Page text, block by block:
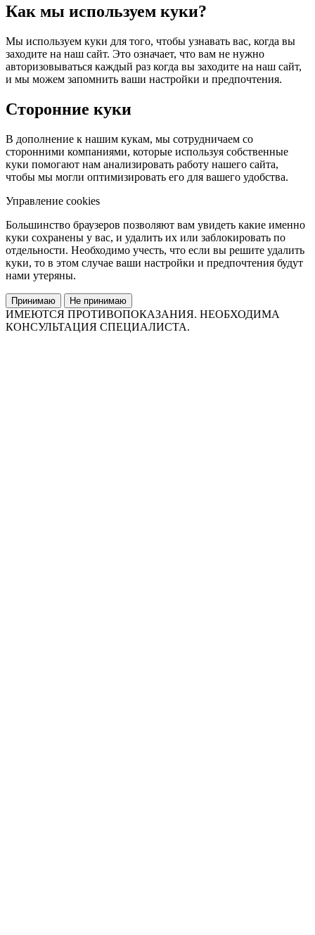
Как мы используем куки?
Мы используем куки для того, чтобы узнавать вас, когда вы
заходите на наш сайт. Это означает, что вам не нужно
авторизовываться каждый раз когда вы заходите на наш сайт,
и мы можем запомнить ваши настройки и предпочтения.
Сторонние куки
В дополнение к нашим кукам, мы сотрудничаем со
сторонними компаниями, которые используя собственные
куки помогают нам анализировать работу нашего сайта,
чтобы мы могли оптимизировать его для вашего удобства.
Управление cookies
Большинство браузеров позволяют вам увидеть какие именно
куки сохранены у вас, и удалить их или заблокировать по
отдельности. Необходимо учесть, что если вы решите удалить
куки, то в этом случае ваши настройки и предпочтения будут
нами утеряны.
Принимаю Не принимаю
ИМЕЮТСЯ ПРОТИВОПОКАЗАНИЯ. НЕОБХОДИМА
КОНСУЛЬТАЦИЯ СПЕЦИАЛИСТА.